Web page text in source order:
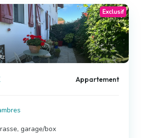
Exclusif
Appartement
garage/box